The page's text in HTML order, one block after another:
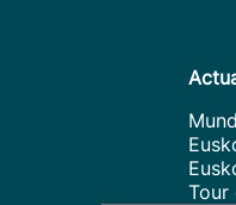
Tour